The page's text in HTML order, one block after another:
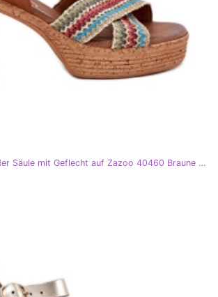
Ledersandalen auf der Säule mit Geflecht auf Zazoo 40460 Braune Streifen